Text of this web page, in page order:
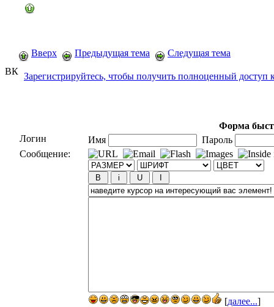
ВК
Вверх Предыдущая тема Следущая тема
Зарегистрируйтесь, чтобы получить полноценный доступ
Форма
Логин
Имя
Пароль
Сообщение:
[далее...]